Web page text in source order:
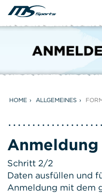
HOME ALLGEMEINES
Anmeldung
Schritt 2/2
Daten ausfüllen und
Anmeldung mit dem